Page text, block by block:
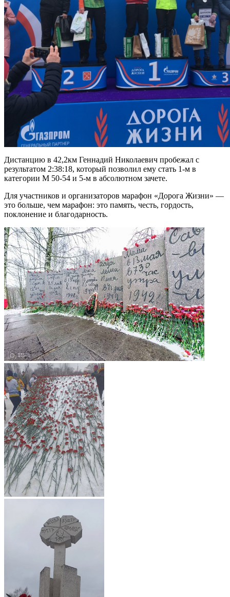
Дистанцию в 42,2км Геннадий Николаевич пробежал с
результатом 2:38:18, который позволил ему стать 1-м в
категории М 50-54 и 5-м в абсолютном зачете.
Для участников и организаторов марафон «Дорога Жизни» —
это больше, чем марафон: это память, честь, гордость,
поклонение и благодарность.